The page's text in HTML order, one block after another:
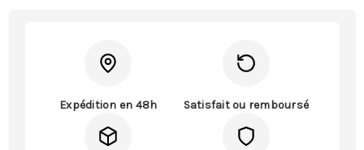
Expédition en 48h Satisfait ou remboursé